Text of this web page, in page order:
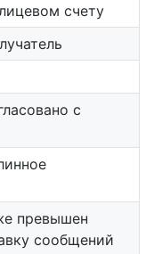
счету
с
превышен
сообщений